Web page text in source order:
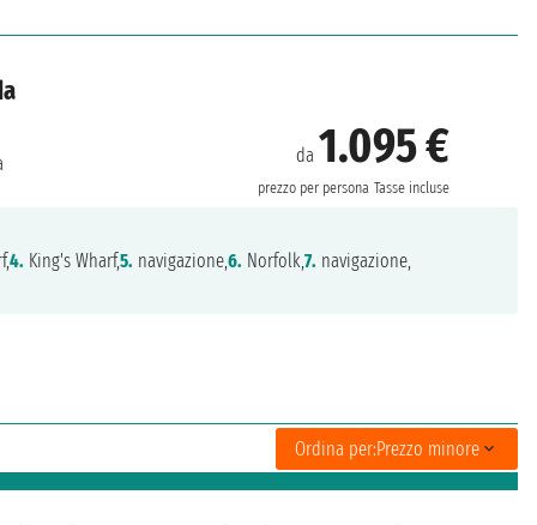
da 1.095 €
prezzo per persona Tasse incluse
4. King's Wharf,5. navigazione,6. Norfolk,7. navigazione,
Ordina per:Prezzo minore